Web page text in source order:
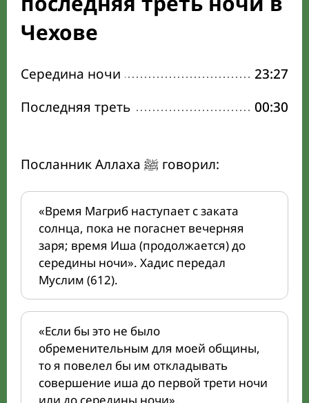
Чехове
Середина ночи
23:27
Последняя треть
00:30
Посланник Аллаха ﷺ говорил:
«Время Магриб наступает с заката
солнца, пока не погаснет вечерняя
заря; время Иша (продолжается) до
середины ночи». Хадис передал
Муслим (612).
«Если бы это не было
обременительным для моей общины,
то я повелел бы им откладывать
совершение иша до первой трети ночи